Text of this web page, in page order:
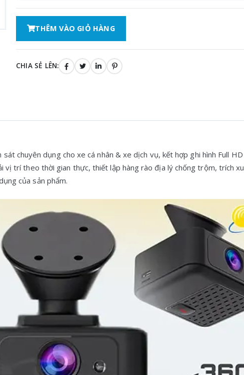
THÊM VÀO GIỎ HÀNG
CHIA SẺ LÊN:
sát chuyên dụng cho xe cá nhân & xe dịch vụ, kết hợp ghi hình Full
vị trí theo thời gian thực, thiết lập hàng rào địa lý chống trộm, trích
của sản phẩm.